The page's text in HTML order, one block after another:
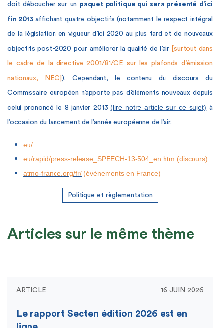
doit déboucher sur un paquet politique qui sera présenté d’ici
fin 2013 affichant quatre objectifs (notamment le respect intégral
de la législation en vigueur d’ici 2020 au plus tard et de nouveaux
objectifs post-2020 pour améliorer la qualité de l’air [surtout dans
le cadre de la directive 2001/81/CE sur les plafonds d’émission
nationaux, NEC] ). Cependant, le contenu du discours du
Commissaire européen n’apporte pas d’éléments nouveaux depuis
celui prononcé le 8 janvier 2013(lire notre article sur ce sujet) à
l’occasion du lancement de l’année européenne de l’air.
eu/
eu/rapid/press-release_SPEECH-13-504_en.htm (discours)
atmo-france.org/fr/ (événements en France)
Politique et règlementation
Articles sur le même thème
ARTICLE 16 JUIN 2026
Le rapport Secten édition 2026 est en